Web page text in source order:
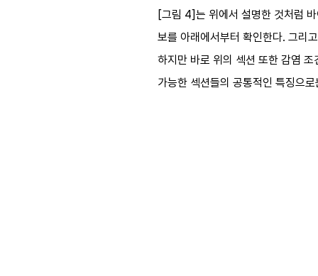
[그림 4]는 위에서 설명한 것처럼
보를 아래에서부터 확인한다. 그리
하지만 바로 위의 섹션 또한 감염
가능한 섹션들의 공통적인 특징으